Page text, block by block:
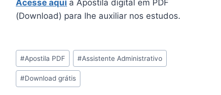
Acesse aqui a Apostila digital em PDF
(Download) para lhe auxiliar nos estudos.
Tags
do
Post:
#Apostila PDF #Assistente Administrativo
#Download grátis